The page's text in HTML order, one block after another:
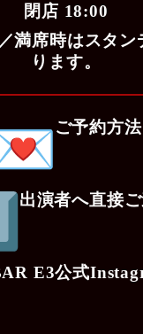
閉店 18:00
満席時はスタン
ります。
ご予約方法
出演者へ直接
E3公式